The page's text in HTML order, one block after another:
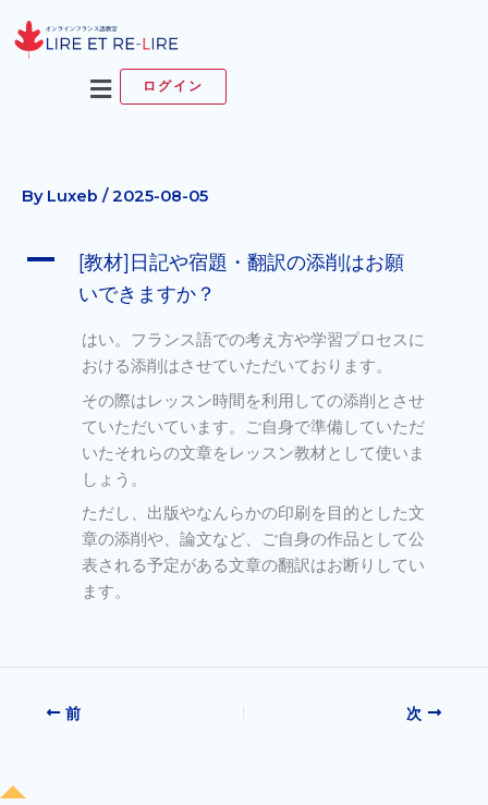
容
メ
ニ
ログイン
By Luxeb /2025-08-05
A
[教材]日記や宿題・翻訳の添削はお願
いできますか？
はい。フランス語での考え方や学習プロセスに
おける添削はさせていただいております。
その際はレッスン時間を利用しての添削とさせ
ていただいています。ご自身で準備していただ
いたそれらの文章をレッスン教材として使いま
しょう。
ただし、出版やなんらかの印刷を目的とした文
章の添削や、論文など、ご自身の作品として公
表される予定がある文章の翻訳はお断りしてい
ます。
前 次